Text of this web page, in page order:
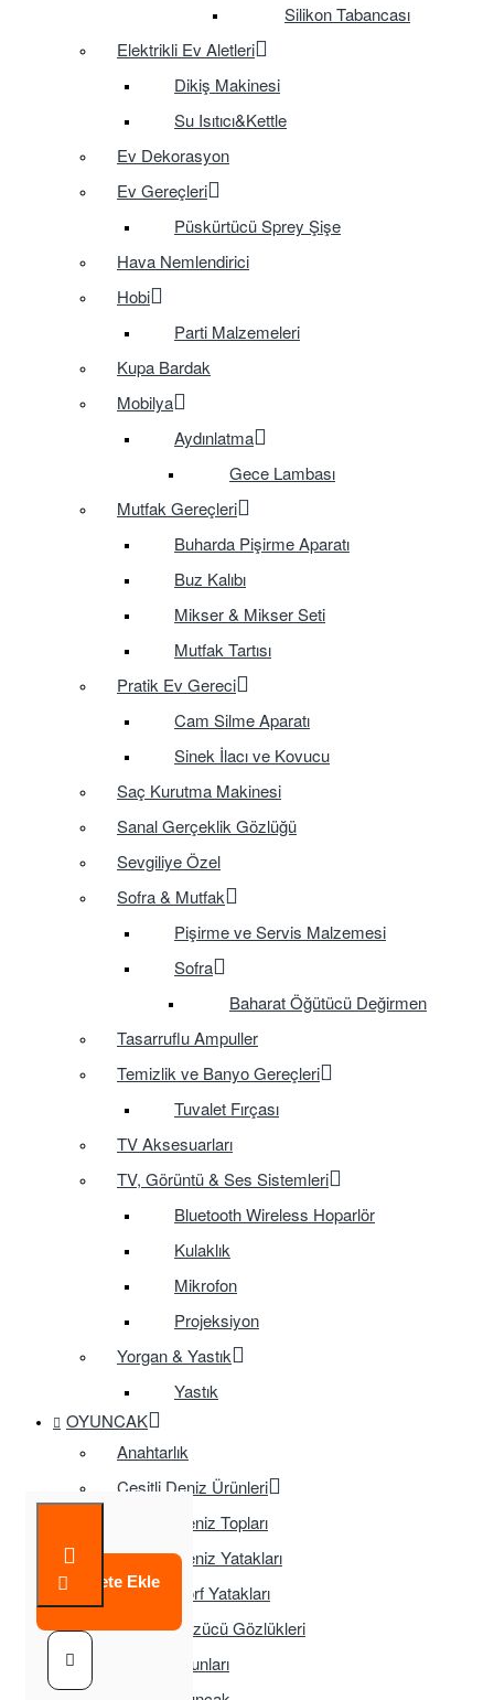
Silikon Tabancası
Elektrikli Ev Aletleri
Dikiş Makinesi
Su Isıtıcı&Kettle
Ev Dekorasyon
Ev Gereçleri
Püskürtücü Sprey Şişe
Hava Nemlendirici
Hobi
Parti Malzemeleri
Kupa Bardak
Mobilya
Aydınlatma
Gece Lambası
Mutfak Gereçleri
Buharda Pişirme Aparatı
Buz Kalıbı
Mikser & Mikser Seti
Mutfak Tartısı
Pratik Ev Gereci
Cam Silme Aparatı
Sinek İlacı ve Kovucu
Saç Kurutma Makinesi
Sanal Gerçeklik Gözlüğü
Sevgiliye Özel
Sofra & Mutfak
Pişirme ve Servis Malzemesi
Sofra
Baharat Öğütücü Değirmen
Tasarruflu Ampuller
Temizlik ve Banyo Gereçleri
Tuvalet Fırçası
TV Aksesuarları
TV, Görüntü & Ses Sistemleri
Bluetooth Wireless Hoparlör
Kulaklık
Mikrofon
Projeksiyon
Yorgan & Yastık
Yastık
OYUNCAK
Anahtarlık
Çeşitli Deniz Ürünleri
Deniz Topları
Deniz Yatakları
Sörf Yatakları
Yüzücü Gözlükleri
Çocuk Oyunları
Sepete Ekle